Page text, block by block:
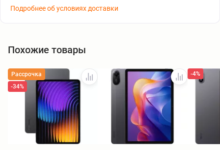
Подробнее об условиях доставки
Похожие товары
Рассрочка
-34%
-4%